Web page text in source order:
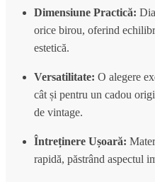
Dimensiune Practică:
orice birou, oferind
estetică.
Versatilitate: O alegere
cât și pentru un cadou
de vintage.
Întreținere Ușoară:
rapidă, păstrând aspectul